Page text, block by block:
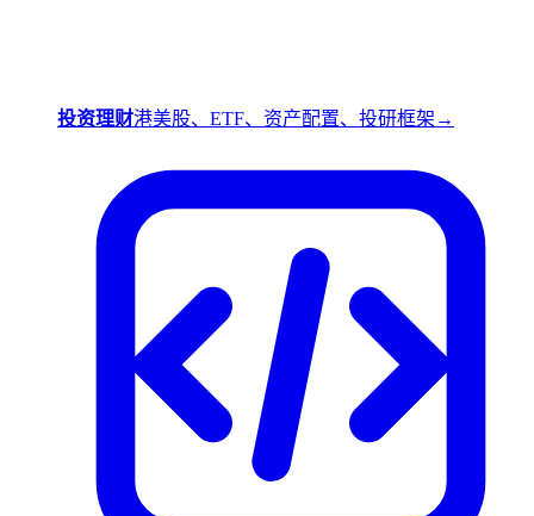
投资理财港美股、ETF、资产配置、投研框架 →